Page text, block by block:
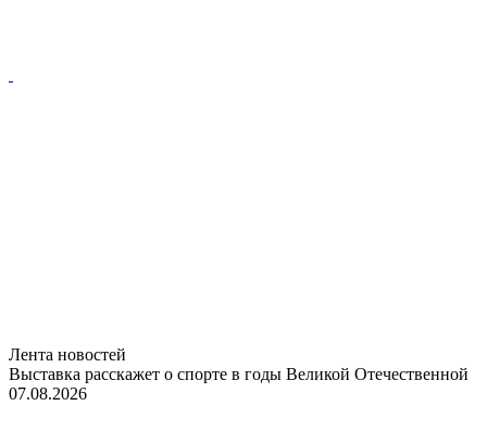
Лента новостей
Выставка расскажет о спорте в годы Великой Отечественной
07.08.2026